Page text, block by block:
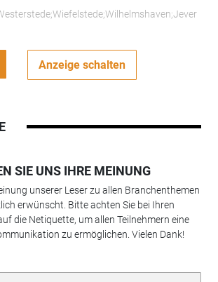
Anzeige schalten
SIE UNS IHRE MEINUNG
unserer Leser zu allen Branchenthemen
erwünscht. Bitte achten Sie bei Ihren
die Netiquette, um allen Teilnehmern eine
zu ermöglichen. Vielen Dank!